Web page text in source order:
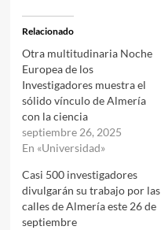
Relacionado
Otra multitudinaria Noche
Europea de los
Investigadores muestra el
sólido vínculo de Almería
con la ciencia
septiembre 26, 2025
En «Universidad»
Casi 500 investigadores
divulgarán su trabajo por las
calles de Almería este 26 de
septiembre